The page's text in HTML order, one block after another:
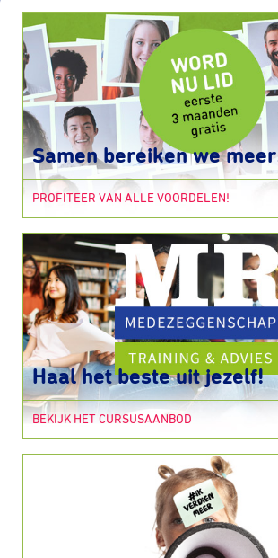
Samen bereiken we
PROFITEER VAN ALLE VOORDELEN!
Haal het beste uit jezelf!
BEKIJK HET CURSUSAANBOD